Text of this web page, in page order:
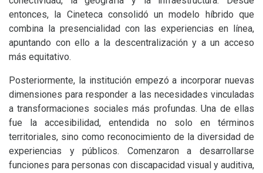
entonces, la Cineteca consolidó un modelo híbrido que
combina la presencialidad con las experiencias en línea,
apuntando con ello a la descentralización y a un acceso
más equitativo.
Posteriormente, la institución empezó a incorporar nuevas
dimensiones para responder a las necesidades vinculadas
a transformaciones sociales más profundas. Una de ellas
fue la accesibilidad, entendida no solo en términos
territoriales, sino como reconocimiento de la diversidad de
experiencias y públicos. Comenzaron a desarrollarse
funciones para personas con discapacidad visual y auditiva,